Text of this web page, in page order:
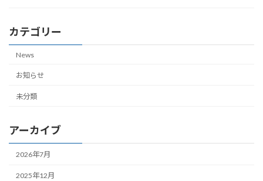
カテゴリー
News
お知らせ
未分類
アーカイブ
2026年7月
2025年12月